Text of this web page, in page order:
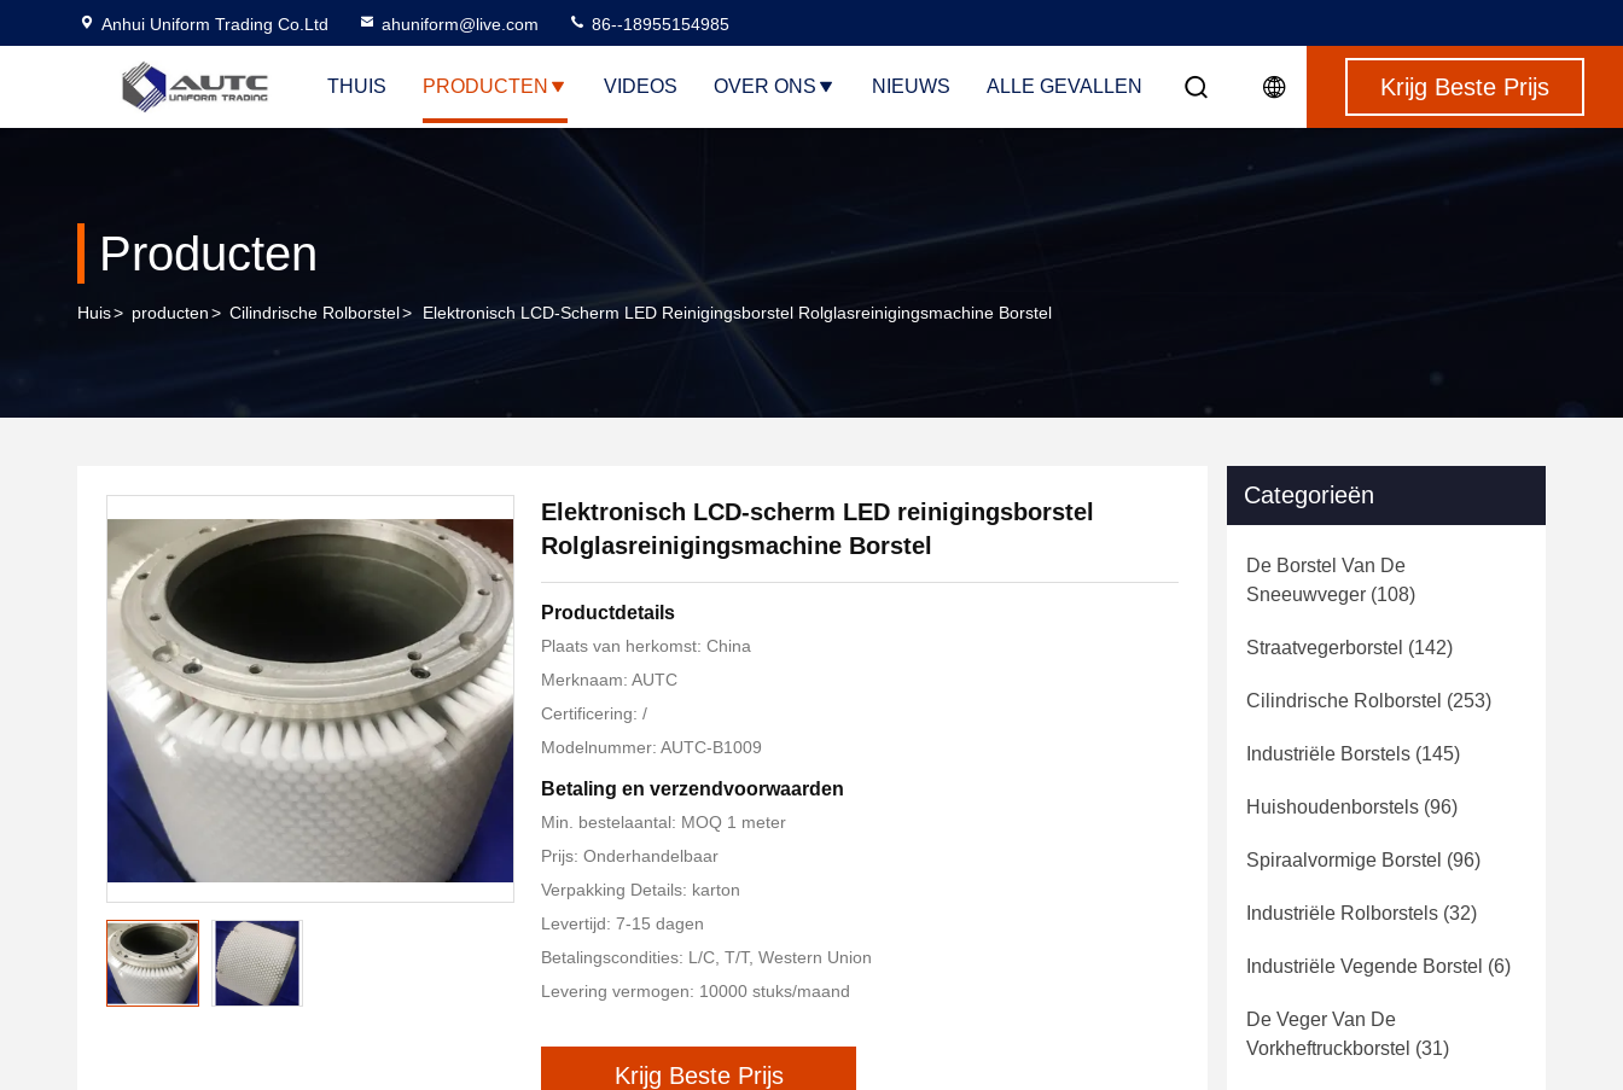
Anhui Uniform Trading Co.Ltd ahuniform@live.com 86--18955154985
THUIS PRODUCTEN VIDEOS OVER ONS NIEUWS ALLE GEVALLEN Krijg Beste Prijs
Producten
Huis> producten> Cilindrische Rolborstel> Elektronisch LCD-Scherm LED Reinigingsborstel Rolglasreinigingsmachine Borstel
Elektronisch LCD-scherm LED reinigingsborstel
Rolglasreinigingsmachine Borstel
Productdetails
Plaats van herkomst: China
Merknaam: AUTC
Certificering: /
Modelnummer: AUTC-B1009
Betaling en verzendvoorwaarden
Min. bestelaantal: MOQ 1 meter
Prijs: Onderhandelbaar
Verpakking Details: karton
Levertijd: 7-15 dagen
Betalingscondities: L/C, T/T, Western Union
Levering vermogen: 10000 stuks/maand
Krijg Beste Prijs
Categorieën
De Borstel Van De
Sneeuwveger (108)
Straatvegerborstel (142)
Cilindrische Rolborstel (253)
Industriële Borstels (145)
Huishoudenborstels (96)
Spiraalvormige Borstel (96)
Industriële Rolborstels (32)
Industriële Vegende Borstel (6)
De Veger Van De
Vorkheftruckborstel (31)